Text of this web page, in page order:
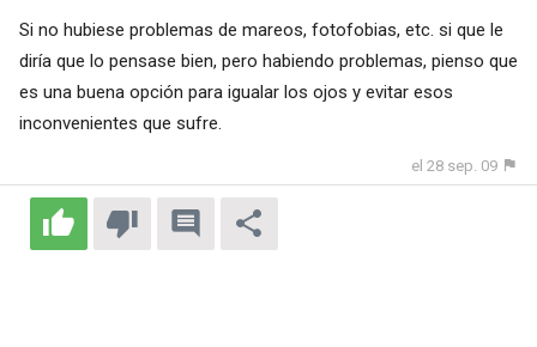
Si no hubiese problemas de mareos, fotofobias, etc. si que le
diría que lo pensase bien, pero habiendo problemas, pienso que
es una buena opción para igualar los ojos y evitar esos
inconvenientes que sufre.
el 28 sep. 09